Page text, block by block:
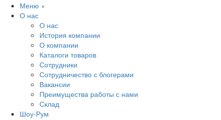
Меню ×
О нас
О нас
История компании
О компании
Каталоги товаров
Сотрудники
Сотрудничество с блогерами
Вакансии
Преимущества работы с нами
Склад
Шоу-Рум